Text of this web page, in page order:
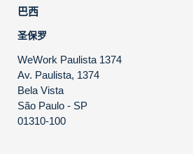
巴西
圣保罗
WeWork Paulista 1374
Av. Paulista, 1374
Bela Vista
São Paulo - SP
01310-100